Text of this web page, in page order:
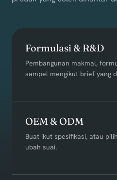
Formulasi & R&D
Pembangunan makmal,
sampel mengikut brief yang
OEM & ODM
Buat ikut spesifikasi, atau
ubah suai.